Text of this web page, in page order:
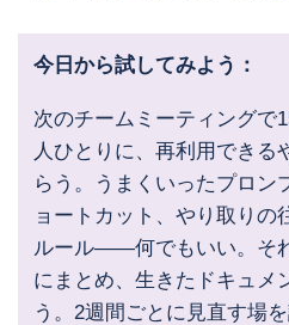
今日から試してみよう：
次のチームミーティングで
人ひとりに、再利用できる
らう。うまくいったプロン
ョートカット、やり取りの
ルール——何でもいい。そ
にまとめ、生きたドキュメ
う。2週間ごとに見直す場